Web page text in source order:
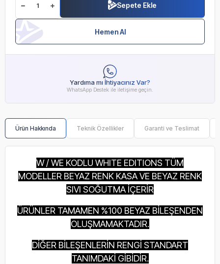
Sepete Ekle
Hemen Al
Yardıma mı İhtiyacınız Var?
WhatsApp Destek ile iletişime geçin.
Ürün Hakkında Teknik Özellikler Garanti ve Teslimat
W / WE KODLU WHITE EDITIONS TÜM
MODELLER BEYAZ RENK KASA VE BEYAZ RENK
SIVI SOĞUTMA İÇERİR
ÜRÜNLER TAMAMEN %100 BEYAZ BİLEŞENDEN
OLUŞMAMAKTADIR.
DİĞER BİLEŞENLERİN RENGİ STANDART
TANIMDAKİ GİBİDİR.